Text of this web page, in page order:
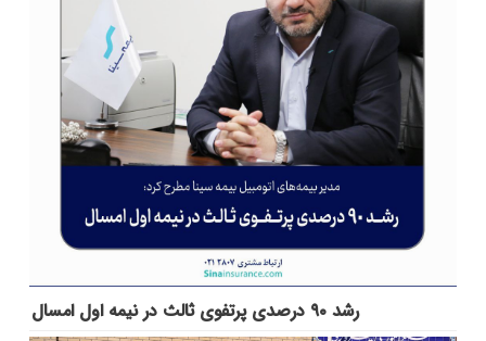
رشد ۹۰ درصدی پرتفوی ثالث در نیمه اول امسال